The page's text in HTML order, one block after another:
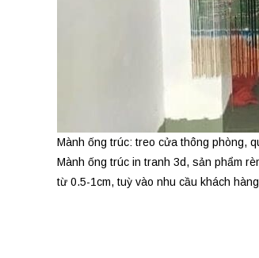
Mành ống trúc: treo cửa thông phòng,
Mành ống trúc in tranh 3d, sản phẩm
từ 0.5-1cm, tuỳ vào nhu cầu khách